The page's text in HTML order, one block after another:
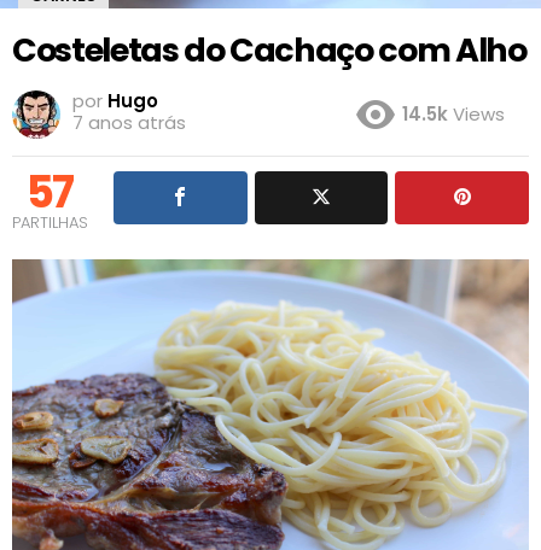
Costeletas do Cachaço com Alho
por Hugo
7 anos atrás
14.5kViews
57
PARTILHAS